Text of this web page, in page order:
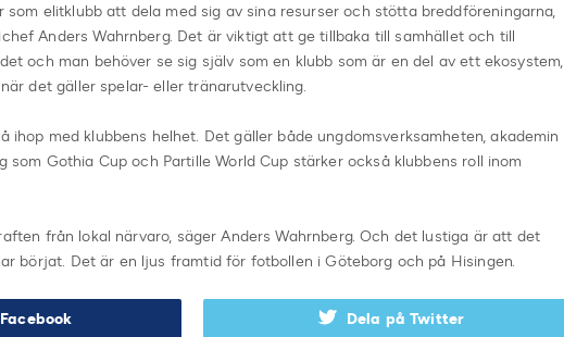
som elitklubb att dela med sig av sina resurser och stötta breddföreningarna,
Anders Wahrnberg. Det är viktigt att ge tillbaka till samhället och till
och man behöver se sig själv som en klubb som är en del av ett ekosystem,
det gäller spelar- eller tränarutveckling.
ihop med klubbens helhet. Det gäller både ungdomsverksamheten, akademin
som Gothia Cup och Partille World Cup stärker också klubbens roll inom
från lokal närvaro, säger Anders Wahrnberg. Och det lustiga är att det
börjat. Det är en ljus framtid för fotbollen i Göteborg och på Hisingen.
Dela på Twitter